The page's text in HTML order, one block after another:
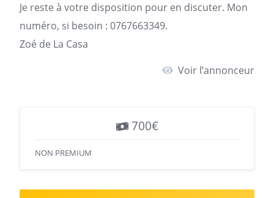
Je reste à votre disposition pour en discuter. Mon
numéro, si besoin : 0767663349.
Zoé de La Casa
Voir l’annonceur
700€
NON PREMIUM